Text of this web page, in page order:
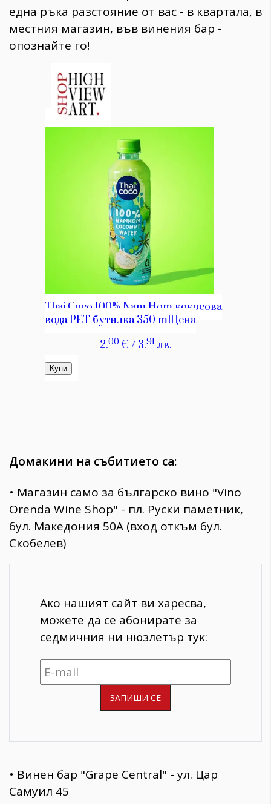
една ръка разстояние от вас - в квартала, в
местния магазин, във винения бар -
опознайте го!
Домакини на събитието са:
• Магазин само за българско вино "Vino
Orenda Wine Shop" - пл. Руски паметник,
бул. Македония 50А (вход откъм бул.
Скобелев)
Ако нашият сайт ви харесва,
можете да се абонирате за
седмичния ни нюзлетър тук:
• Винен бар "Grape Central" - ул. Цар
Самуил 45